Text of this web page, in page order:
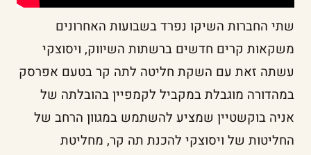
שתי החברות השיקו נפרד בשבועות האחרונים
משקאות קרים חדשים ברשתות השיווק, ויסוצקי
עשתה זאת עם השקת חליטה לתה קר בטעם אפרסק
במהדורה מוגבלת במקביל לקמפיין בהובלתה של
אניה בוקשטיין שמציע להשתמש במגוון הרחב של
החליטות של ויסוצקי להכנת תה קר, מחליטת